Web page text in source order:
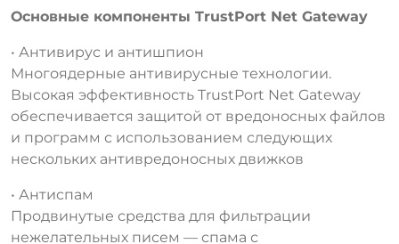
Основные компоненты TrustPort Net Gateway
• Антивирус и антишпион
Многоядерные антивирусные технологии.
Высокая эффективность TrustPort Net Gateway
обеспечивается защитой от вредоносных файлов
и программ с использованием следующих
нескольких антивредоносных движков
• Антиспам
Продвинутые средства для фильтрации
нежелательных писем — спама с